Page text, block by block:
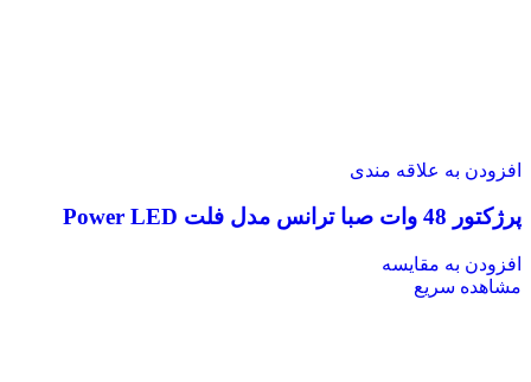
افزودن به علاقه مندی
پرژکتور 48 وات صبا ترانس مدل فلت Power LED
افزودن به مقایسه
مشاهده سریع